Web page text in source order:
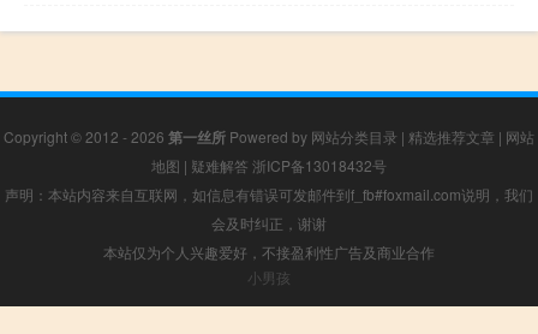
Copyright © 2012 - 2026 第一丝所 Powered by 网站分类目录 | 精选推荐文章 | 网站
地图 | 疑难解答 浙ICP备13018432号
声明：本站内容来自互联网，如信息有错误可发邮件到f_fb#foxmail.com说明，我们
会及时纠正，谢谢
本站仅为个人兴趣爱好，不接盈利性广告及商业合作
小男孩